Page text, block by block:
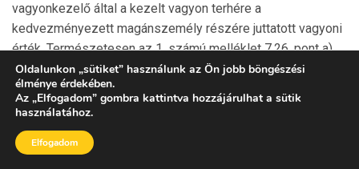
vagyonkezelő által a kezelt vagyon terhére a
kedvezményezett magánszemély részére juttatott vagyoni
érték. Természetesen az 1. számú melléklet 7.26. pont a)
alpontjában foglaltak értelmében a kezelt vagyon
osztaléknak minősülő hozamai nem mentesülhetnek az adó
alól, azok osztalékból származó jövedelemként
adókötelesek.
Oldalunkon „sütiket” használunk az Ön jobb böngészési
élménye érdekében.
Az „Elfogadom” gombra kattintva hozzájárulhat a sütik
használatához.
Elfogadom